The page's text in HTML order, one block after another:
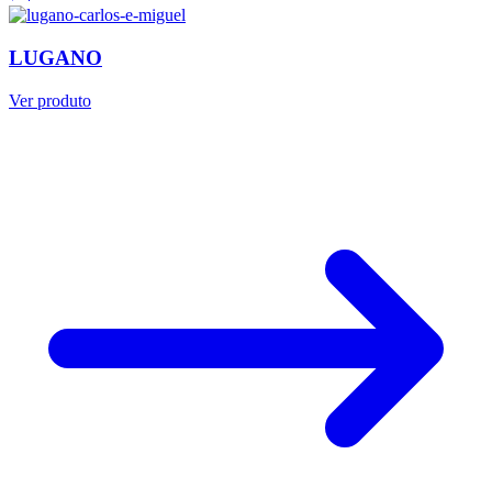
LUGANO
Ver produto